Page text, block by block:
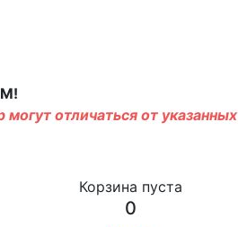
отличаться от указанных
Корзина пуста
0